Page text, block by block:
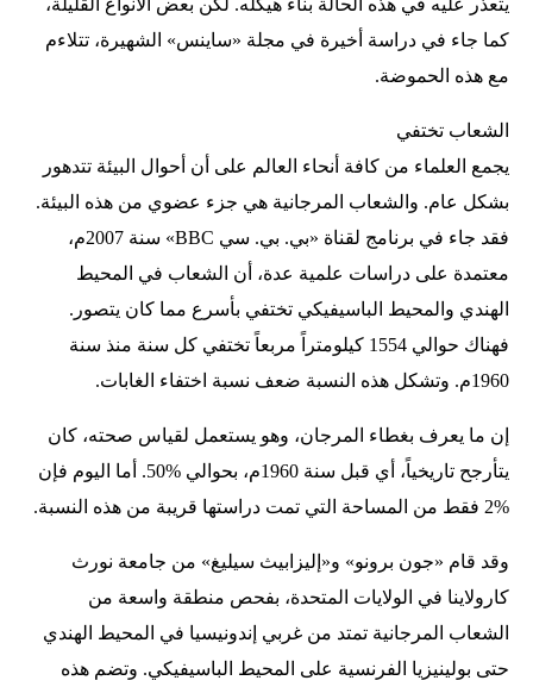
يتعذر عليه في هذه الحالة بناء هيكله. لكن بعض الأنواع القليلة،
كما جاء في دراسة أخيرة في مجلة «ساينس» الشهيرة، تتلاءم
مع هذه الحموضة.
الشعاب تختفي
يجمع العلماء من كافة أنحاء العالم على أن أحوال البيئة تتدهور
بشكل عام. والشعاب المرجانية هي جزء عضوي من هذه البيئة.
فقد جاء في برنامج لقناة «بي. بي. سي BBC» سنة 2007م،
معتمدة على دراسات علمية عدة، أن الشعاب في المحيط
الهندي والمحيط الباسيفيكي تختفي بأسرع مما كان يتصور.
فهناك حوالي 1554 كيلومتراً مربعاً تختفي كل سنة منذ سنة
1960م. وتشكل هذه النسبة ضعف نسبة اختفاء الغابات.
إن ما يعرف بغطاء المرجان، وهو يستعمل لقياس صحته، كان
يتأرجح تاريخياً، أي قبل سنة 1960م، بحوالي %50. أما اليوم فإن
%2 فقط من المساحة التي تمت دراستها قريبة من هذه النسبة.
وقد قام «جون برونو» و«إليزابيث سيليغ» من جامعة نورث
كارولاينا في الولايات المتحدة، بفحص منطقة واسعة من
الشعاب المرجانية تمتد من غربي إندونيسيا في المحيط الهندي
حتى بولينيزيا الفرنسية على المحيط الباسيفيكي. وتضم هذه